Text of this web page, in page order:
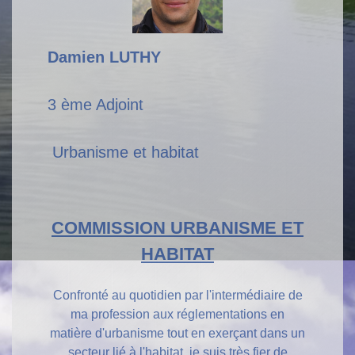
Damien LUTHY
3 ème Adjoint
Urbanisme et habitat
COMMISSION URBANISME ET
HABITAT
Confronté au quotidien par l'intermédiaire de
ma profession aux réglementations en
matière d'urbanisme tout en exerçant dans un